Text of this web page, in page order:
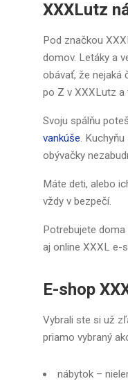
XXXLutz
Pod značkou
domov. Letáky a
obávať, že nejaká
po Z v XXXLutz a
Svoju spálňu
vankúše.
obývačky
Máte deti, alebo
vždy v bezpečí.
Potrebujete doma
aj online XXXL e-
E-shop
Vybrali ste si už
priamo vybraný
nábytok –